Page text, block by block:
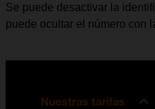
Se puede desactivar la
puede ocultar el número con
Nuestras tarifas